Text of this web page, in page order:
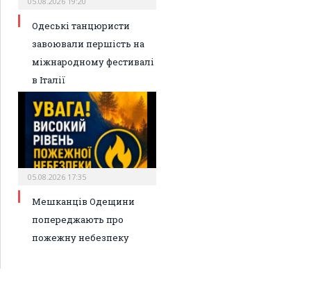
Одеські танцюристи
завоювали першість на
міжнародному фестивалі
в Італії
05.08.2026 17:35
Мешканців Одещини
попереджають про
пожежну небезпеку